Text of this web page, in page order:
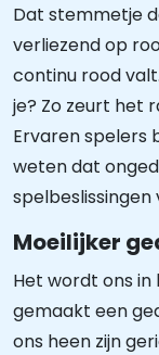
Dat stemmetje
verliezend op
continu rood
je? Zo zeurt het
Ervaren spelers
weten dat
spelbeslissingen
Moeilijker
Het wordt ons in
gemaakt een
ons heen zijn